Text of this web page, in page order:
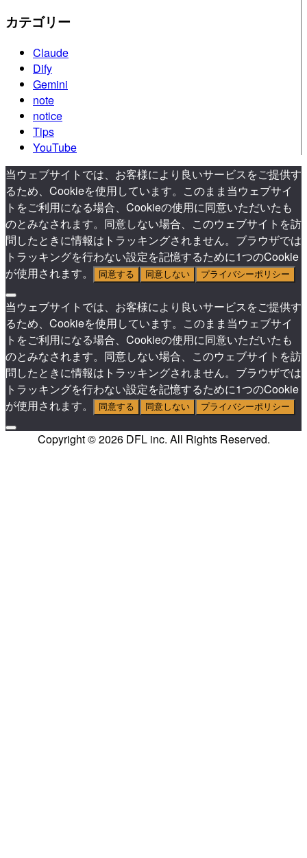
カテゴリー
Claude
Dify
Gemini
note
notice
Tips
YouTube
当ウェブサイトでは、お客様により良いサービスをご提供す
るため、Cookieを使用しています。このまま当ウェブサイ
トをご利用になる場合、Cookieの使用に同意いただいたも
のとみなされます。同意しない場合、このウェブサイトを訪
問したときに情報はトラッキングされません。ブラウザでは
トラッキングを行わない設定を記憶するために1つのCookie
が使用されます。
同意する 同意しない プライバシーポリシー
当ウェブサイトでは、お客様により良いサービスをご提供す
るため、Cookieを使用しています。このまま当ウェブサイ
トをご利用になる場合、Cookieの使用に同意いただいたも
のとみなされます。同意しない場合、このウェブサイトを訪
問したときに情報はトラッキングされません。ブラウザでは
トラッキングを行わない設定を記憶するために1つのCookie
が使用されます。
同意する 同意しない プライバシーポリシー
Copyright © 2026 DFL inc. All Rights Reserved.